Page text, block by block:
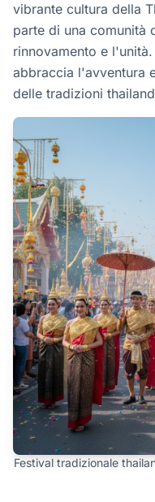
vibrante cultura della
parte di una comunità
rinnovamento e
abbraccia l'avventura
delle tradizioni
Festival tradizionale